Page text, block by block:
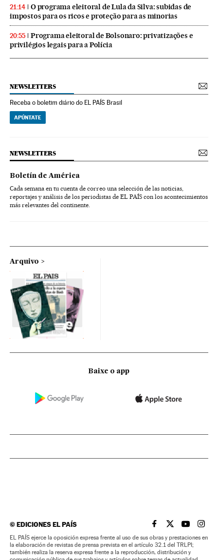
21:14
O programa eleitoral de Lula da Silva: subidas de
impostos para os ricos e proteção para as minorias
20:55
Programa eleitoral de Bolsonaro: privatizações e
privilégios legais para a Polícia
NEWSLETTERS
Receba o boletim diário do EL PAÍS Brasil
APÚNTATE
NEWSLETTERS
Boletín de América
Cada semana en tu cuenta de correo una selección de las noticias,
reportajes y análisis de los periodistas de EL PAÍS con los acontecimientos
más relevantes del continente.
Arquivo
Baixe o app
©EDICIONES EL PAÍS EL PAÍS BRASIL EN
EL PAÍSEL PAÍS
EL
EL PAÍS ejerce la oposición expresa frente al uso de sus obras y prestaciones en
la elaboración de revistas de prensa prevista en el artículo 32.1 del TRLPI;
también realiza la reserva expresa frente a la reproducción, distribución y